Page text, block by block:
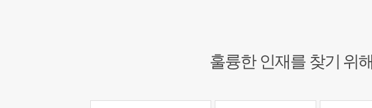
훌륭한 인재를 찾기 위해